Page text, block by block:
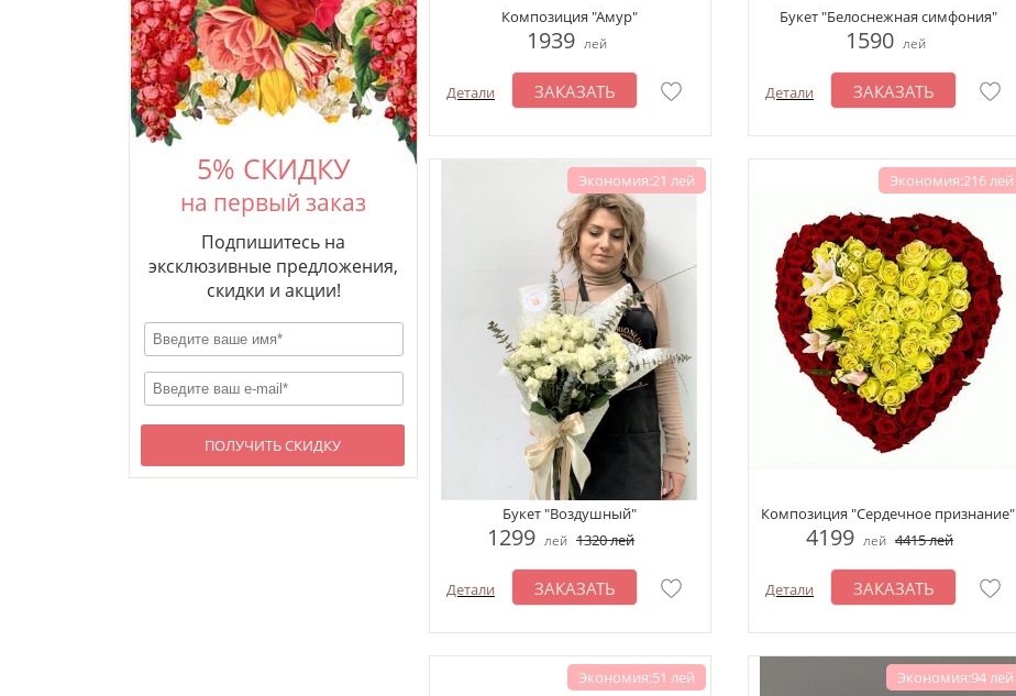
5% СКИДКУ
на первый заказ
Подпишитесь на
эксклюзивные предложения,
скидки и акции!
ПОЛУЧИТЬ СКИДКУ
Композиция "Амур"
1939 лей
Детали ЗАКАЗАТЬ
Букет "Белоснежная симфония"
1590 лей
Детали ЗАКАЗАТЬ
Экономия:21 лей
Букет "Воздушный"
1299 лей 1320лей
Детали ЗАКАЗАТЬ
Экономия:216 лей
Композиция "Сердечное признание"
4199 лей 4415лей
Детали ЗАКАЗАТЬ
Экономия:51 лей Экономия:94 лей